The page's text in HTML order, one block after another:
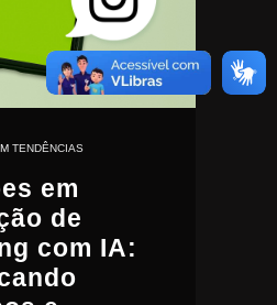
TENDÊNCIAS
em
de
com IA: